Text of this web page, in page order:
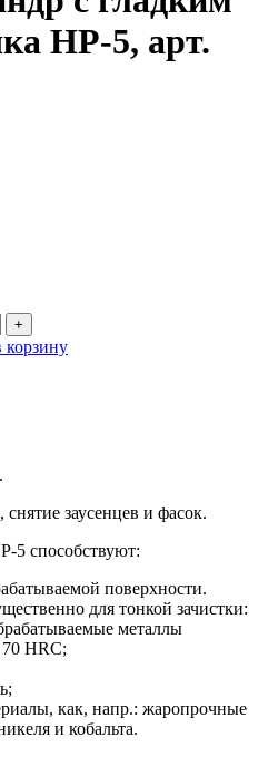
HP-5, арт.
корзину
заусенцев и фасок.
5 способствуют:
поверхности.
для тонкой зачистки:
металлы
HRC;
как, напр.: жаропрочные
и кобальта.